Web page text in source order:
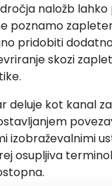
naložb
poznamo
pridobiti
skozi
deluje kot kanal
izobraževalnimi
osupljiva